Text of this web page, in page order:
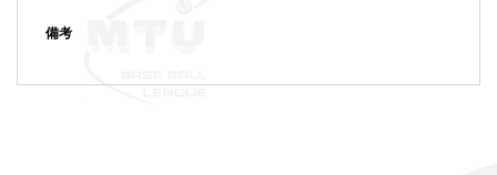
備考